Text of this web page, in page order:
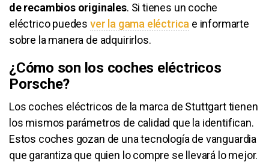
de recambios originales. Si tienes un coche
eléctrico puedes ver la gama eléctrica e informarte
sobre la manera de adquirirlos.
¿Cómo son los coches eléctricos
Porsche?
Los coches eléctricos de la marca de Stuttgart tienen
los mismos parámetros de calidad que la identifican.
Estos coches gozan de una tecnología de vanguardia
que garantiza que quien lo compre se llevará lo mejor.